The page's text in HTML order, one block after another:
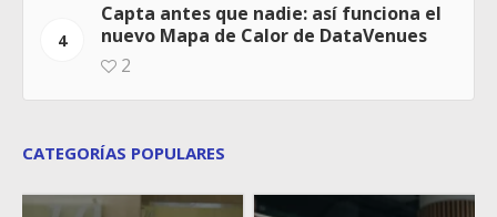
4
Capta antes que nadie: así funciona el
nuevo Mapa de Calor de DataVenues
2
CATEGORÍAS POPULARES